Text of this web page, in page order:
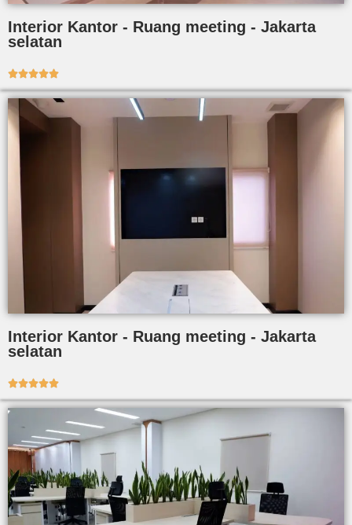
Interior Kantor - Ruang meeting - Jakarta
selatan

Interior Kantor - Ruang meeting - Jakarta
selatan
